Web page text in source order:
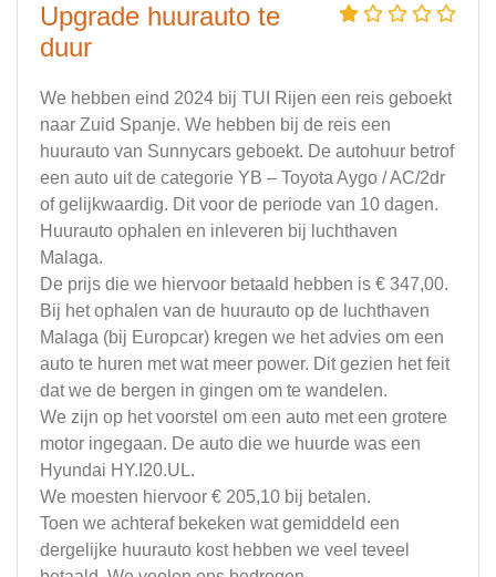
Upgrade huurauto te
duur
We hebben eind 2024 bij TUI Rijen een reis geboekt
naar Zuid Spanje. We hebben bij de reis een
huurauto van Sunnycars geboekt. De autohuur betrof
een auto uit de categorie YB – Toyota Aygo / AC/2dr
of gelijkwaardig. Dit voor de periode van 10 dagen.
Huurauto ophalen en inleveren bij luchthaven
Malaga.
De prijs die we hiervoor betaald hebben is € 347,00.
Bij het ophalen van de huurauto op de luchthaven
Malaga (bij Europcar) kregen we het advies om een
auto te huren met wat meer power. Dit gezien het feit
dat we de bergen in gingen om te wandelen.
We zijn op het voorstel om een auto met een grotere
motor ingegaan. De auto die we huurde was een
Hyundai HY.I20.UL.
We moesten hiervoor € 205,10 bij betalen.
Toen we achteraf bekeken wat gemiddeld een
dergelijke huurauto kost hebben we veel teveel